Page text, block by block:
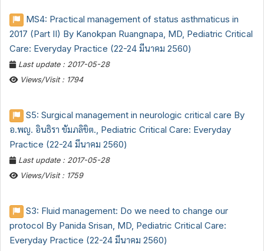
MS4: Practical management of status asthmaticus in
2017 (Part II) By Kanokpan Ruangnapa, MD, Pediatric Critical
Care: Everyday Practice (22-24 มีนาคม 2560)
Last update : 2017-05-28
Views/Visit : 1794
S5: Surgical management in neurologic critical care By
อ.พญ. อินธิรา ขัมภลิขิต., Pediatric Critical Care: Everyday
Practice (22-24 มีนาคม 2560)
Last update : 2017-05-28
Views/Visit : 1759
S3: Fluid management: Do we need to change our
protocol By Panida Srisan, MD, Pediatric Critical Care:
Everyday Practice (22-24 มีนาคม 2560)